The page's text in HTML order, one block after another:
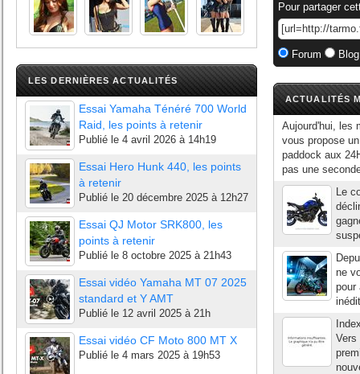
LES DERNIÈRES ACTUALITÉS
Essai Yamaha Ténéré 700 World
Raid, les points à retenir
Publié le 4 avril 2026 à 14h19
Essai Hero Hunk 440, les points
à retenir
Publié le 20 décembre 2025 à 12h27
Essai QJ Motor SRK800, les
points à retenir
Publié le 8 octobre 2025 à 21h43
Essai vidéo Yamaha MT 07 2025
standard et Y AMT
Publié le 12 avril 2025 à 21h
Essai vidéo CF Moto 800 MT X
Publié le 4 mars 2025 à 19h53
Pour partager
Forum
ACTUALITÉS
Aujourd'hui, les
vous propose
paddock aux
pas une
Le
ne
pour
Vers